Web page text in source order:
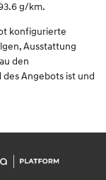
g/km.
konfigurierte
Ausstattung
den
Angebots ist und